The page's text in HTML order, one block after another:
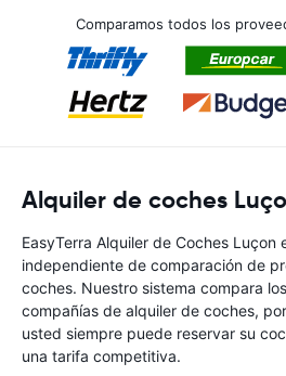
Comparamos todos los
Alquiler de coches
EasyTerra Alquiler de Coches Luçon
independiente de comparación de
coches. Nuestro sistema compara
compañías de alquiler de coches,
usted siempre puede reservar su
una tarifa competitiva.